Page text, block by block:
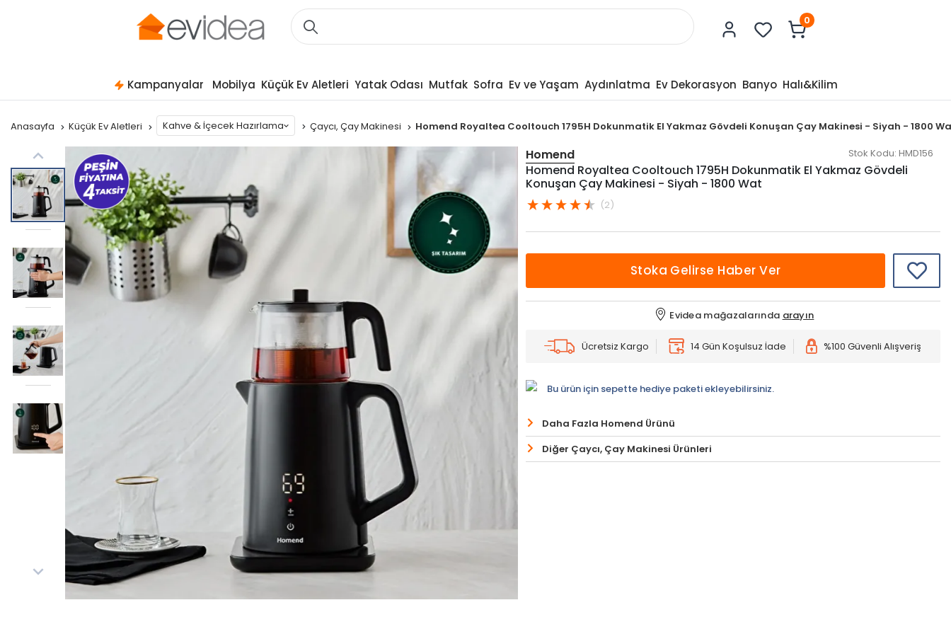
0
Kampanyalar Mobilya Küçük Ev Aletleri Yatak Odası Mutfak Sofra Ev ve Yaşam Aydınlatma Ev Dekorasyon Banyo Halı&Kilim
Anasayfa Küçük Ev Aletleri Kahve & İçecek Hazırlama Çaycı, Çay Makinesi Homend Royaltea Cooltouch 1795H Dokunmatik El Yakmaz Gövdeli Konuşan Çay Makinesi - Siyah - 1800
Homend Stok Kodu: HMD156
Homend Royaltea Cooltouch 1795H Dokunmatik El Yakmaz Gövdeli
Konuşan Çay Makinesi - Siyah - 1800 Wat
(2)
Stoka Gelirse Haber Ver
Evidea mağazalarında arayın
Ücretsiz Kargo 14 Gün Koşulsuz İade %100 Güvenli Alışveriş
Bu ürün için sepette hediye paketi ekleyebilirsiniz.
Daha Fazla Homend Ürünü
Diğer Çaycı, Çay Makinesi Ürünleri